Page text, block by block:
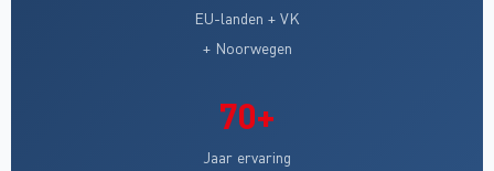
EU-landen + VK
+ Noorwegen
70+
Jaar ervaring